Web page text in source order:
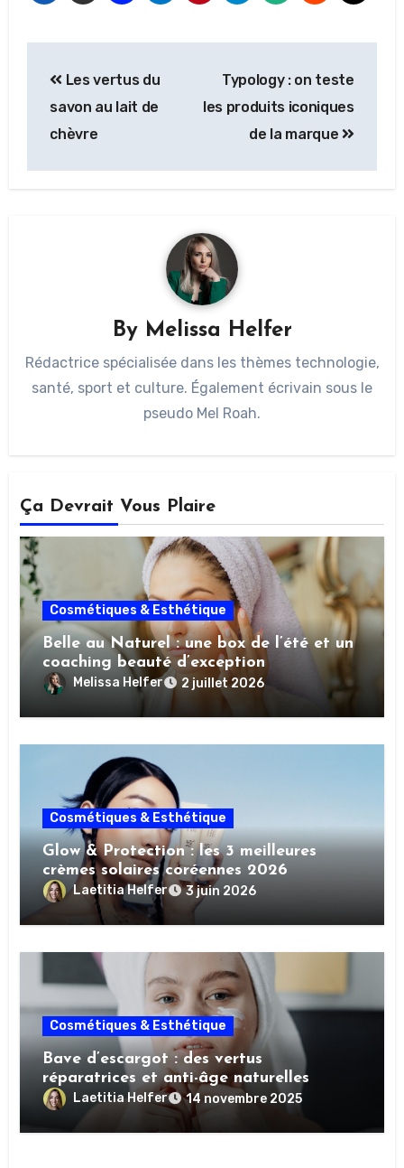
Les vertus du
savon au lait de
chèvre
Typology : on teste
les produits iconiques
de la marque
By Melissa Helfer
Rédactrice spécialisée dans les thèmes technologie,
santé, sport et culture. Également écrivain sous le
pseudo Mel Roah.
Ça Devrait Vous Plaire
Cosmétiques & Esthétique
Belle au Naturel : une box de l’été et un
coaching beauté d’exception
Melissa Helfer 2 juillet 2026
Cosmétiques & Esthétique
Glow & Protection : les 3 meilleures
crèmes solaires coréennes 2026
Laetitia Helfer 3 juin 2026
Cosmétiques & Esthétique
Bave d’escargot : des vertus
réparatrices et anti-âge naturelles
Laetitia Helfer 14 novembre 2025